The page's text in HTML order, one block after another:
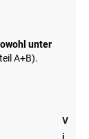
unter
A+B).
V